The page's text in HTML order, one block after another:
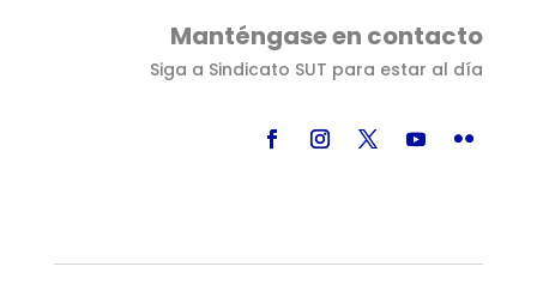
Manténgase en contacto
Siga a Sindicato SUT para estar al día